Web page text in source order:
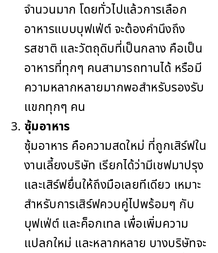
จำนวนมาก โดยทั่วไปแล้วการเลือก
อาหารแบบบุฟเฟ่ต์ จะต้องคำนึงถึง
รสชาติ และวัตถุดิบที่เป็นกลาง คือเป็น
อาหารที่ทุกๆ คนสามารถทานได้ หรือมี
ความหลากหลายมากพอสำหรับรองรับ
แขกทุกๆ คน
ซุ้มอาหาร
ซุ้มอาหาร คือความสดใหม่ ที่ถูกเสิร์ฟใน
งานเลี้ยงบริษัท เรียกได้ว่ามีเชฟมาปรุง
และเสิร์ฟยื่นให้ถึงมือเลยทีเดียว เหมาะ
สำหรับการเสิร์ฟควบคู่ไปพร้อมๆ กับ
บุฟเฟ่ต์ และค็อกเทล เพื่อเพิ่มความ
แปลกใหม่ และหลากหลาย บางบริษัทจะ